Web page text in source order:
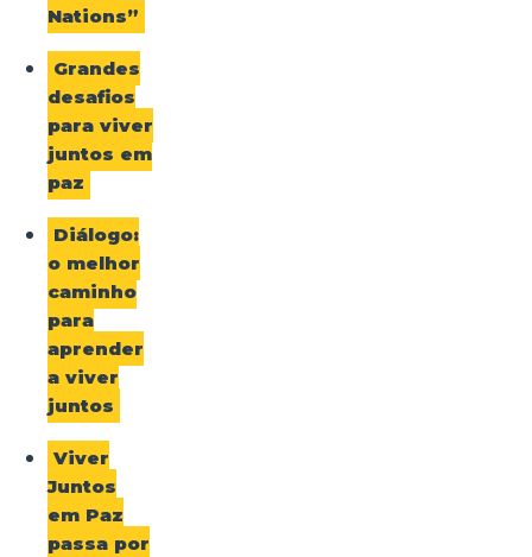
Nations”
Grandes
desafios
para viver
juntos em
paz
Diálogo:
o melhor
caminho
para
aprender
a viver
juntos
Viver
Juntos
em Paz
passa por